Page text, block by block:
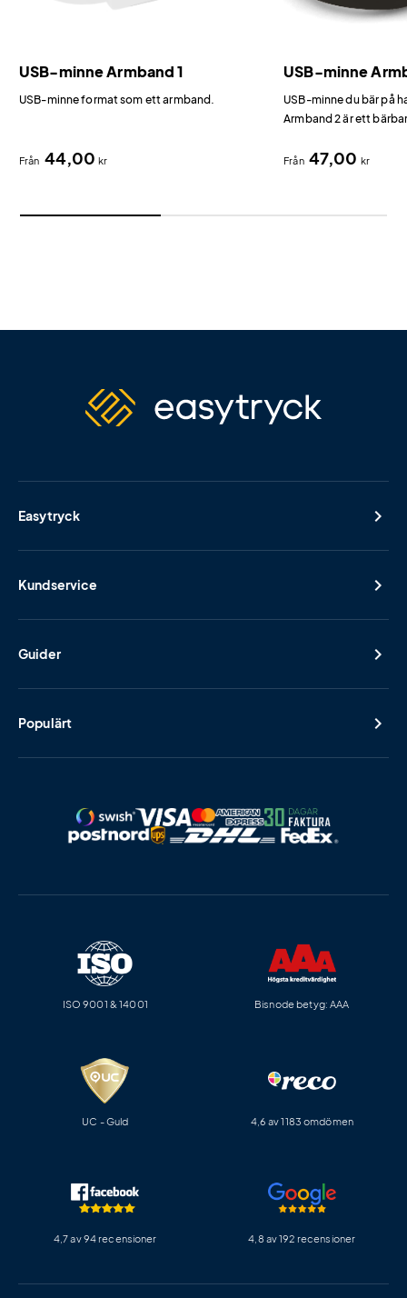
USB-minne Armband 1
USB-minne format som ett armband.
Från 44,00kr
USB-minne
USB-minne du bär på
Armband 2 är ett
Från 47,00 kr
Easytryck
Kundservice
Guider
Populärt
ISO 9001 & 14001 Bisnode betyg: AAA
UC - Guld 4,6 av 1183 omdömen
4,7 av 94 recensioner 4,8 av 192 recensioner